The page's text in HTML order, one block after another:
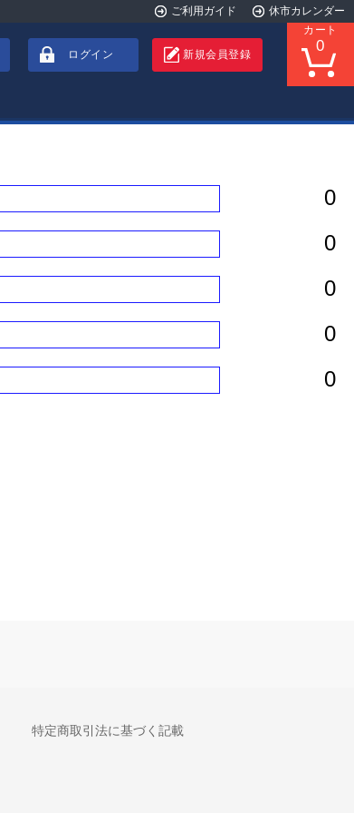
休市カレンダー
ご利用ガイド
カート
0
新規会員登録
ログイン
0
0
0
0
0
特定商取引法に基づく記載